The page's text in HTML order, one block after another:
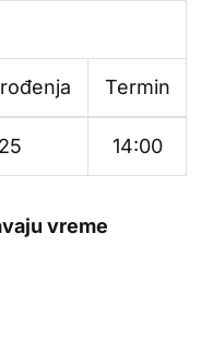
Termin
14:00
vreme